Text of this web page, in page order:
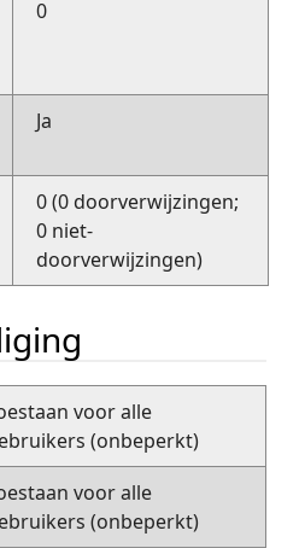
0
Ja
0 (0 doorverwijzingen;
0 niet-
doorverwijzingen)
voor alle
(onbeperkt)
voor alle
(onbeperkt)